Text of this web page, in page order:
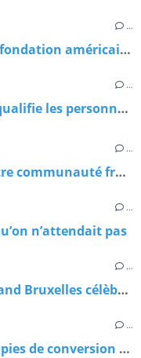
…
Family Watch International : La fondation américaine qui exporte l'homophobie dans le monde
…
Quand l'administration Trump qualifie les personnes trans de menaces terroristes : Chronique d'une escalade sans précédent
…
Attaque à la Pride de Berlin : notre communauté frappée en plein cœur du Christopher Street Day 2026
…
n’attendait pas
…
ILGA-Europe fête ses 30 ans : Quand Bruxelles célèbre trois décennies de combat pour nos droits
…
L'Europe dit enfin non aux thérapies de conversion — et le RN dit… rien